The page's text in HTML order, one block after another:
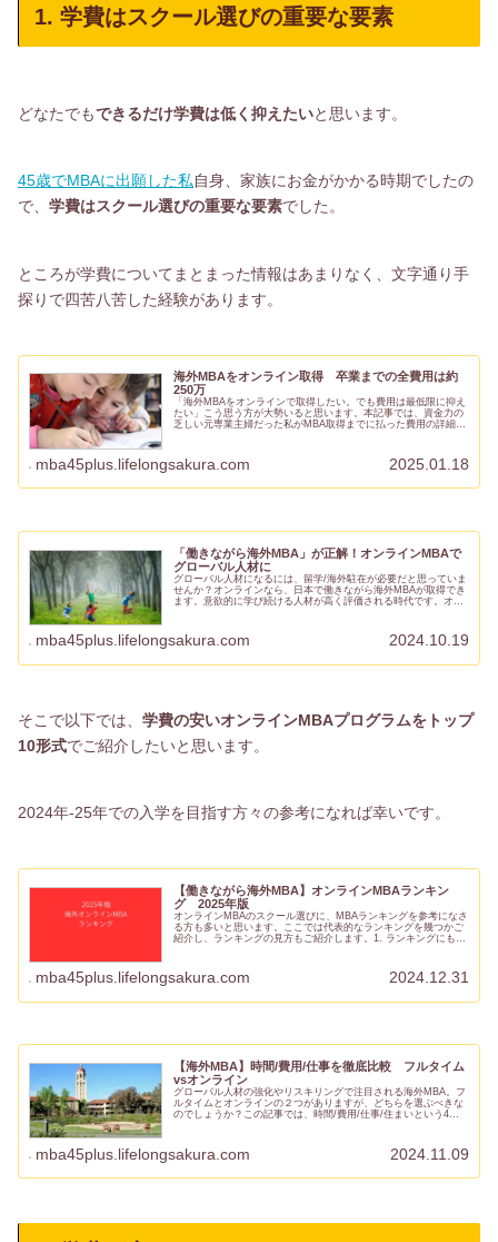
1. 学費はスクール選びの重要な要素
どなたでもできるだけ学費は低く抑えたいと思います。
45歳でMBAに出願した私自身、家族にお金がかかる時期でしたの
で、 学費はスクール選びの重要な要素でした。
ところが学費についてまとまった情報はあまりなく、文字通り手
探りで四苦八苦した経験があります。
海外MBAをオンライン取得 卒業までの全費用は約
250万
「海外MBAをオンラインで取得したい。でも費用は最低限に抑え
たい」こう思う方が大勢いると思います。本記事では、資金力の
乏しい元専業主婦だった私がMBA取得までに払った費用の詳細
mba45plus.lifelongsakura.com 2025.01.18
「働きながら海外MBA」が正解！オンラインMBAで
グローバル人材に
グローバル人材になるには、留学/海外駐在が必要だと思っていま
せんか？オンラインなら、日本で働きながら海外MBAが取得でき
ます。意欲的に学び続ける人材が高く評価される時代です。オン
mba45plus.lifelongsakura.com 2024.10.19
そこで以下では、 学費の安いオンラインMBAプログラムをトップ
10形式でご紹介したいと思います。
2024年-25年での入学を目指す方々の参考になれば幸いです。
【働きながら海外MBA】オンラインMBAランキン
グ 2025年版
オンラインMBAのスクール選びに、MBAランキングを参考になさ
る方も多いと思います。ここでは代表的なランキングを幾つかご
紹介し、ランキングの見方もご紹介します。1. ランキングにも
mba45plus.lifelongsakura.com 2024.12.31
【海外MBA】時間/費用/仕事を徹底比較 フルタイム
vsオンライン
グローバル人材の強化やリスキリングで注目される海外MBA。フ
ルタイムとオンラインの２つがありますが、どちらを選ぶべきな
のでしょうか？この記事では、時間/費用/仕事/住まいという4つ
mba45plus.lifelongsakura.com 2024.11.09